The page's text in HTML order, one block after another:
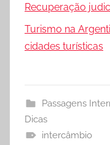
Recuperação
Turismo na
cidades turísticas
Passagens
Dicas
intercâmbio